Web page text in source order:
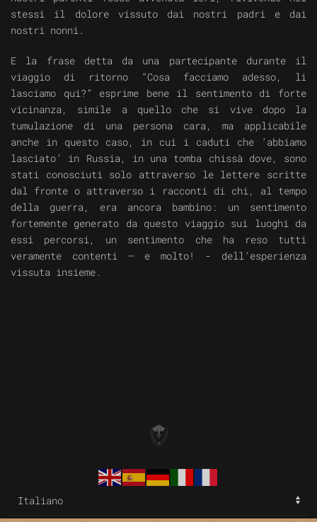
stessi il dolore vissuto dai nostri padri e dai
nostri nonni.
E la frase detta da una partecipante durante il
viaggio di ritorno “Cosa facciamo adesso, li
lasciamo qui?” esprime bene il sentimento di forte
vicinanza, simile a quello che si vive dopo la
tumulazione di una persona cara, ma applicabile
anche in questo caso, in cui i caduti che ‘abbiamo
lasciato’ in Russia, in una tomba chissà dove, sono
stati conosciuti solo attraverso le lettere scritte
dal fronte o attraverso i racconti di chi, al tempo
della guerra, era ancora bambino: un sentimento
fortemente generato da questo viaggio sui luoghi da
essi percorsi, un sentimento che ha reso tutti
veramente contenti – e molto! - dell’esperienza
vissuta insieme.